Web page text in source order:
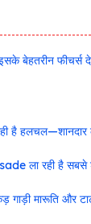
बेहतरीन फीचर्स
हलचल—शानदार
ला रही है सबसे
मारूति और टाटा